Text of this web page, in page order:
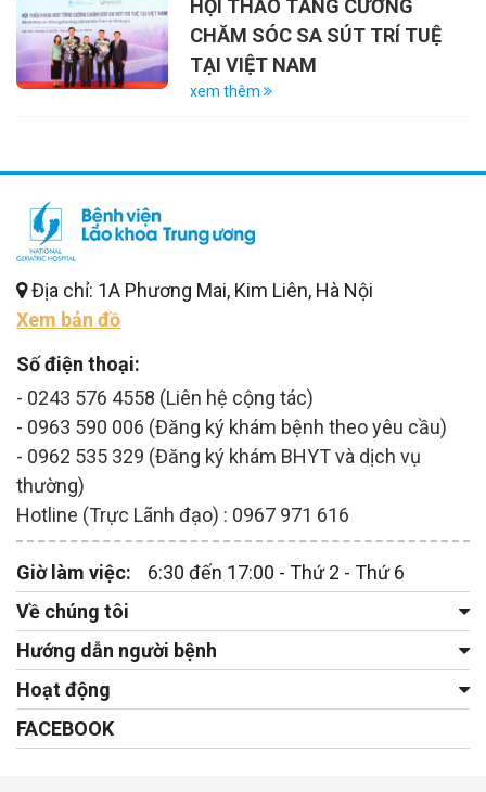
HỘI THẢO TĂNG CƯỜNG
CHĂM SÓC SA SÚT TRÍ TUỆ
TẠI VIỆT NAM
xem thêm
Địa chỉ: 1A Phương Mai, Kim Liên, Hà Nội
Xem bản đồ
Số điện thoại:
- 0243 576 4558 (Liên hệ cộng tác)
- 0963 590 006 (Đăng ký khám bệnh theo yêu cầu)
- 0962 535 329 (Đăng ký khám BHYT và dịch vụ
thường)
Hotline (Trực Lãnh đạo) : 0967 971 616
Giờ làm việc:
6:30 đến 17:00 - Thứ 2 - Thứ 6
Về chúng tôi
Hướng dẫn người bệnh
Hoạt động
FACEBOOK